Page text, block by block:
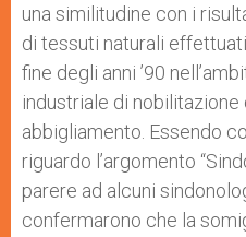
una similitudine con i
di tessuti naturali
fine degli anni ’90
industriale di
abbigliamento. Essendo
riguardo l’argomento
parere ad alcuni
confermarono che la